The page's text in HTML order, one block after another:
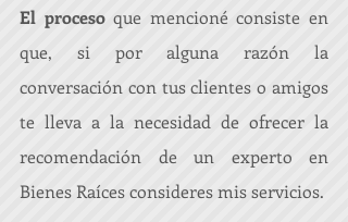
El proceso que mencioné consiste en
que, si por alguna razón la
conversación con tus clientes o amigos
te lleva a la necesidad de ofrecer la
recomendación de un experto en
Bienes Raíces consideres mis servicios.